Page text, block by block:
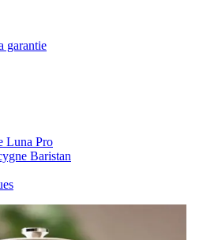
garantie
Luna Pro
Baristan